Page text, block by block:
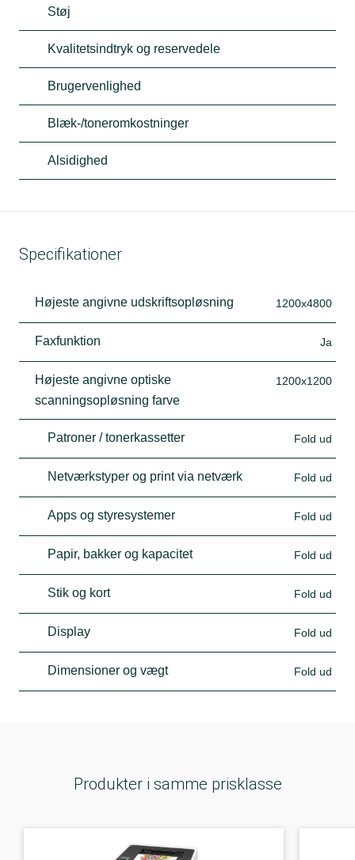
Støj
Kvalitetsindtryk og reservedele
Brugervenlighed
Blæk-/toneromkostninger
Alsidighed
Specifikationer
Højeste angivne udskriftsopløsning 1200x4800
Faxfunktion Ja
Højeste angivne optiske
scanningsopløsning farve
1200x1200
Patroner / tonerkassetter Fold ud
Netværkstyper og print via netværk Fold ud
Apps og styresystemer Fold ud
Papir, bakker og kapacitet Fold ud
Stik og kort Fold ud
Display Fold ud
Dimensioner og vægt Fold ud
Produkter i samme prisklasse